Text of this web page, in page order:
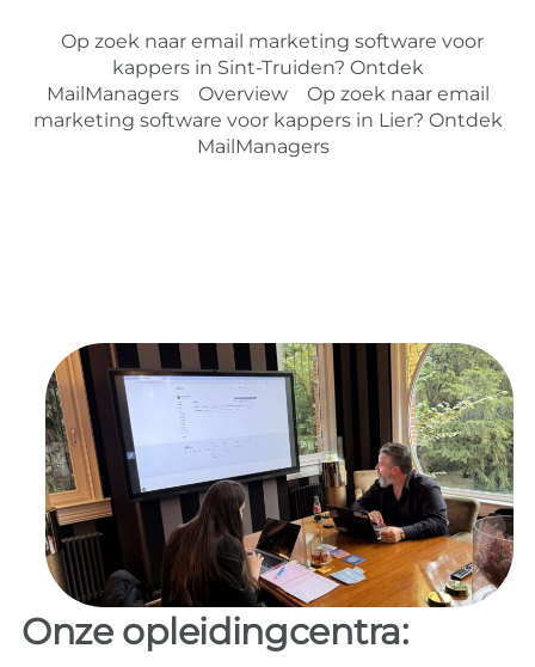
Op zoek naar email marketing software voor
kappers in Sint-Truiden? Ontdek
MailManagers
Overview
Op zoek naar email
marketing software voor kappers in Lier? Ontdek
MailManagers
Onze opleidingcentra: